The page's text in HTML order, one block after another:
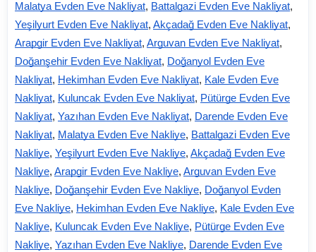
Malatya Evden Eve Nakliyat, Battalgazi Evden Eve Nakliyat,
Yeşilyurt Evden Eve Nakliyat, Akçadağ Evden Eve Nakliyat,
Arapgir Evden Eve Nakliyat, Arguvan Evden Eve Nakliyat,
Doğanşehir Evden Eve Nakliyat, Doğanyol Evden Eve
Nakliyat, Hekimhan Evden Eve Nakliyat, Kale Evden Eve
Nakliyat, Kuluncak Evden Eve Nakliyat, Pütürge Evden Eve
Nakliyat, Yazıhan Evden Eve Nakliyat, Darende Evden Eve
Nakliyat, Malatya Evden Eve Nakliye, Battalgazi Evden Eve
Nakliye, Yeşilyurt Evden Eve Nakliye, Akçadağ Evden Eve
Nakliye, Arapgir Evden Eve Nakliye, Arguvan Evden Eve
Nakliye, Doğanşehir Evden Eve Nakliye, Doğanyol Evden
Eve Nakliye, Hekimhan Evden Eve Nakliye, Kale Evden Eve
Nakliye, Kuluncak Evden Eve Nakliye, Pütürge Evden Eve
Nakliye, Yazıhan Evden Eve Nakliye, Darende Evden Eve